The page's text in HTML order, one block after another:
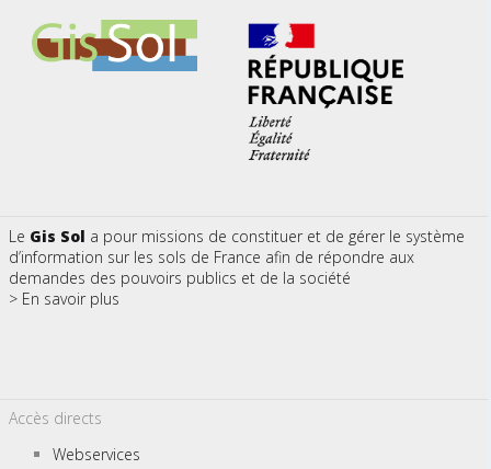
Le Gis Sol a pour missions de constituer et de gérer le système
d’information sur les sols de France afin de répondre aux
demandes des pouvoirs publics et de la société
> En savoir plus
Accès directs
Webservices